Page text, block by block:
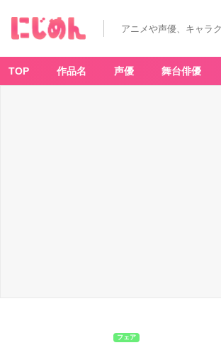
アニメや声優、キャラ
TOP 作品名 声優 舞台俳優
フェア